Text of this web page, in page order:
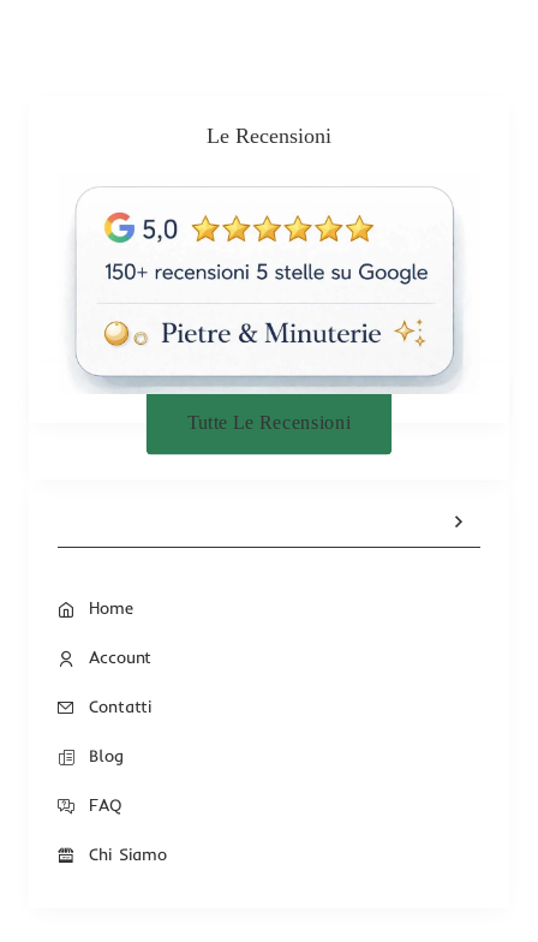
Le Recensioni
Tutte Le Recensioni
Home
Account
Contatti
Blog
FAQ
Chi Siamo